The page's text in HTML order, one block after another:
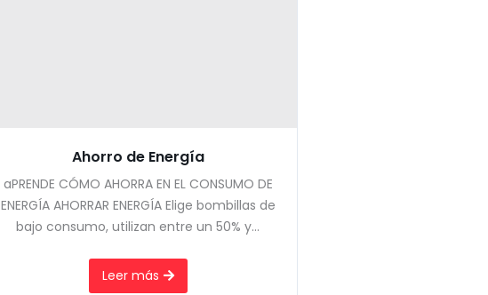
Ahorro de Energía
aPRENDE CÓMO AHORRA EN EL CONSUMO DE
ENERGÍA AHORRAR ENERGÍA Elige bombillas de
bajo consumo, utilizan entre un 50% y...
Leer más